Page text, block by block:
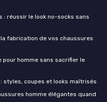
: réussir le look no-socks sans
la fabrication de vos chaussures
pour homme sans sacrifier le
styles, coupes et looks maîtrisés
homme élégantes quand